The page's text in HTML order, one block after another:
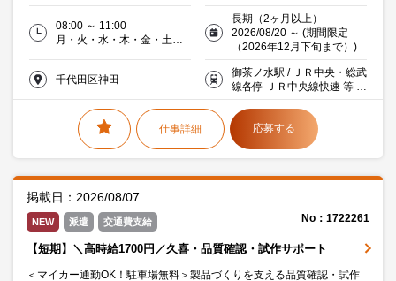
働3時間×月21日）※交通費
別途支給(弊社規定あり)
08:00 ～ 11:00
月・火・水・木・金・土／
長期（2ヶ月以上）
2026/08/20 ～ (期間限定
（2026年12月下旬まで）)
千代田区神田
御茶ノ水駅 / ＪＲ中央・総武
線各停 ＪＲ中央線快速 等 3
分 徒歩
仕事詳細 応募する
掲載日：2026/08/07
NEW 派遣 交通費支給 No：1722261
【短期】＼高時給1700円／久喜・品質確認・試作サポート
＜マイカー通勤OK！駐車場無料＞製品づくりを支える品質確認・試作